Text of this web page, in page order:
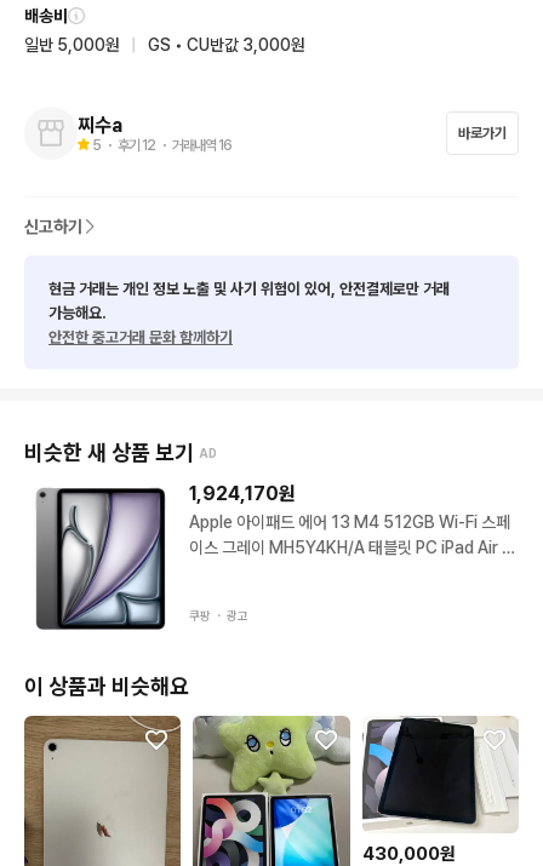
깨끗합니다
배송비
일반 5,000원
GS • CU반값 3,000원
찌수a
5 ・ 후기 12 ・ 거래내역 16
바로가기
신고하기
현금 거래는 개인 정보 노출 및 사기 위험이 있어, 안전결제로만 거래
가능해요.
안전한 중고거래 문화 함께하기
비슷한 새 상품 보기 AD
1,924,170원
Apple 아이패드 에어 13 M4 512GB Wi-Fi 스페
이스 그레이 MH5Y4KH/A 태블릿 PC iPad Air 1
쿠팡 ・ 광고
이 상품과 비슷해요
430,000원